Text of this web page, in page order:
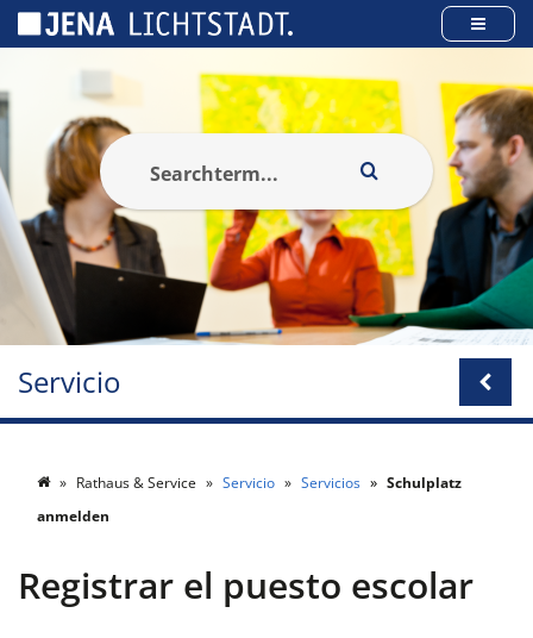
Servicio
Rathaus & Service Servicio Servicios
Schulplatz
anmelden
Registrar el puesto escolar
Panel de gestión de cookies